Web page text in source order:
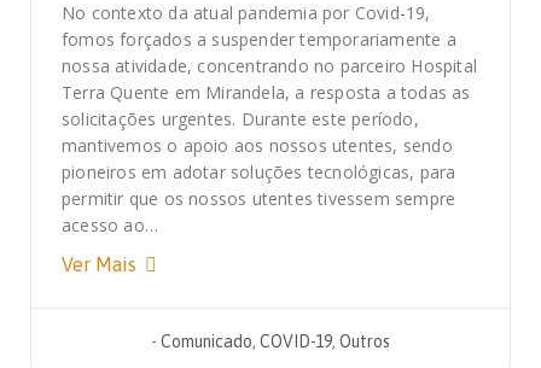
No contexto da atual pandemia por Covid-19,
fomos forçados a suspender temporariamente a
nossa atividade, concentrando no parceiro Hospital
Terra Quente em Mirandela, a resposta a todas as
solicitações urgentes. Durante este período,
mantivemos o apoio aos nossos utentes, sendo
pioneiros em adotar soluções tecnológicas, para
permitir que os nossos utentes tivessem sempre
acesso ao…
Ver Mais
- Comunicado, COVID-19, Outros